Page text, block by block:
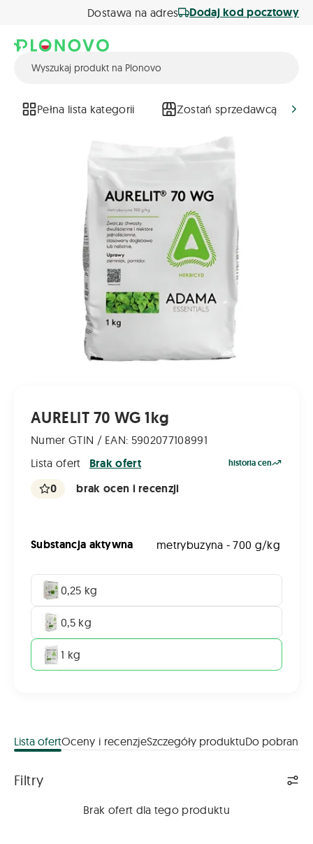
Dostawa na adres Dodaj kod pocztowy
Pełna lista kategorii Zostań sprzedawcą
AURELIT 70 WG 1kg
Numer GTIN / EAN: 5902077108991
Lista ofert
Brak ofert historia cen
0 brak ocen i recenzji
Substancja aktywna metrybuzyna - 700 g/kg
0,25 kg
0,5 kg
1 kg
Lista ofertOceny i recenzjeSzczegóły produktuDo pobrania
Filtry
Brak ofert dla tego produktu